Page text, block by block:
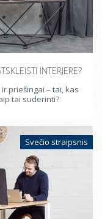
INTERJERE?
priešingai – tai, kas
tai suderinti?
Svečio straipsnis